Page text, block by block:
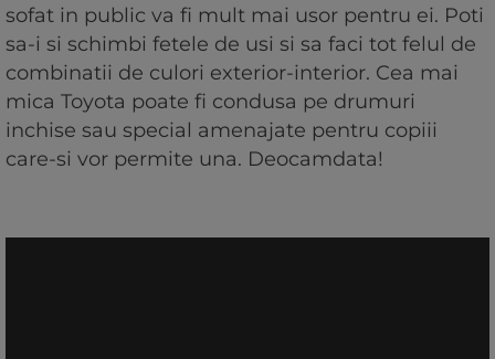
sofat in public va fi mult mai usor pentru ei. Poti
sa-i si schimbi fetele de usi si sa faci tot felul de
combinatii de culori exterior-interior. Cea mai
mica Toyota poate fi condusa pe drumuri
inchise sau special amenajate pentru copiii
care-si vor permite una. Deocamdata!